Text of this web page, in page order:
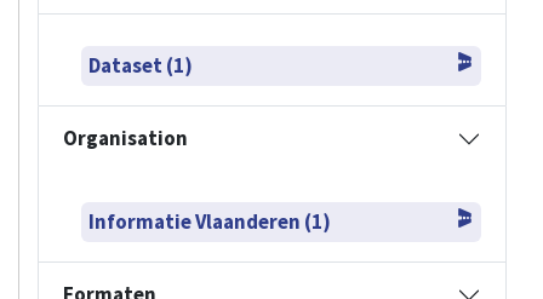
Dataset (1)
Organisation
Informatie Vlaanderen (1)